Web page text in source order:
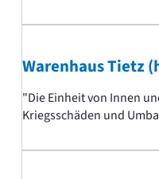
vollkommen
Warenhaus Tietz
"Die Einheit von Innen
Kriegsschäden und
Reihe der best